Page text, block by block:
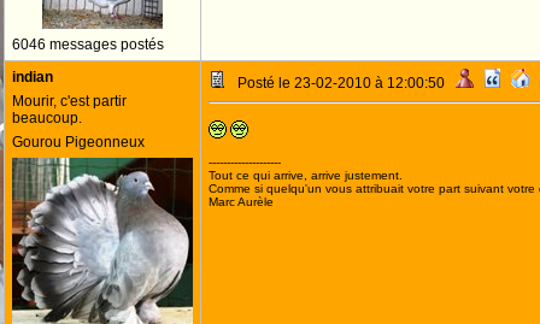
6046 messages postés
indian
Mourir, c'est partir
beaucoup.
Gourou Pigeonneux
Posté le 23-02-2010 à 12:00:50
--------------------
Tout ce qui arrive, arrive justement.
Comme si quelqu'un vous attribuait votre part suivant votre
Marc Aurèle